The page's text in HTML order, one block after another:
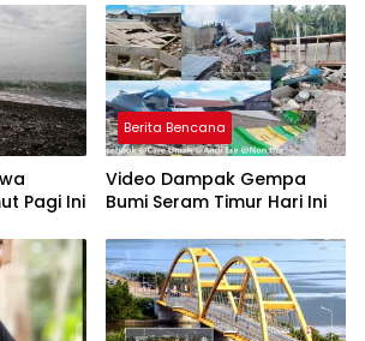
DAS
Pagi Ini
Berita Bencana
Video Dampak Gempa
Bumi Seram Timur Hari Ini